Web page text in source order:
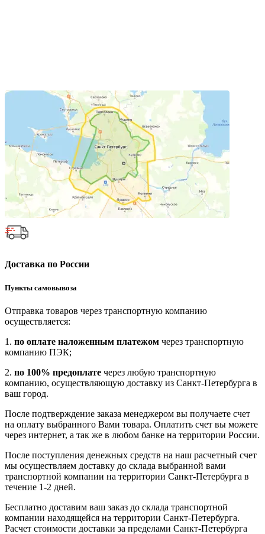
Доставка по России
Пункты самовывоза
Отправка товаров через транспортную компанию
осуществляется:
1. по оплате наложенным платежом через транспортную
компанию ПЭК;
2. по 100% предоплате через любую транспортную
компанию, осуществляющую доставку из Санкт-Петербурга в
ваш город.
После подтверждение заказа менеджером вы получаете счет
на оплату выбранного Вами товара. Оплатить счет вы можете
через интернет, а так же в любом банке на территории России.
После поступления денежных средств на наш расчетный счет
мы осуществляем доставку до склада выбранной вами
транспортной компании на территории Санкт-Петербурга в
течение 1-2 дней.
Бесплатно доставим ваш заказ до склада транспортной
компании находящейся на территории Санкт-Петербурга.
Расчет стоимости доставки за пределами Санкт-Петербурга